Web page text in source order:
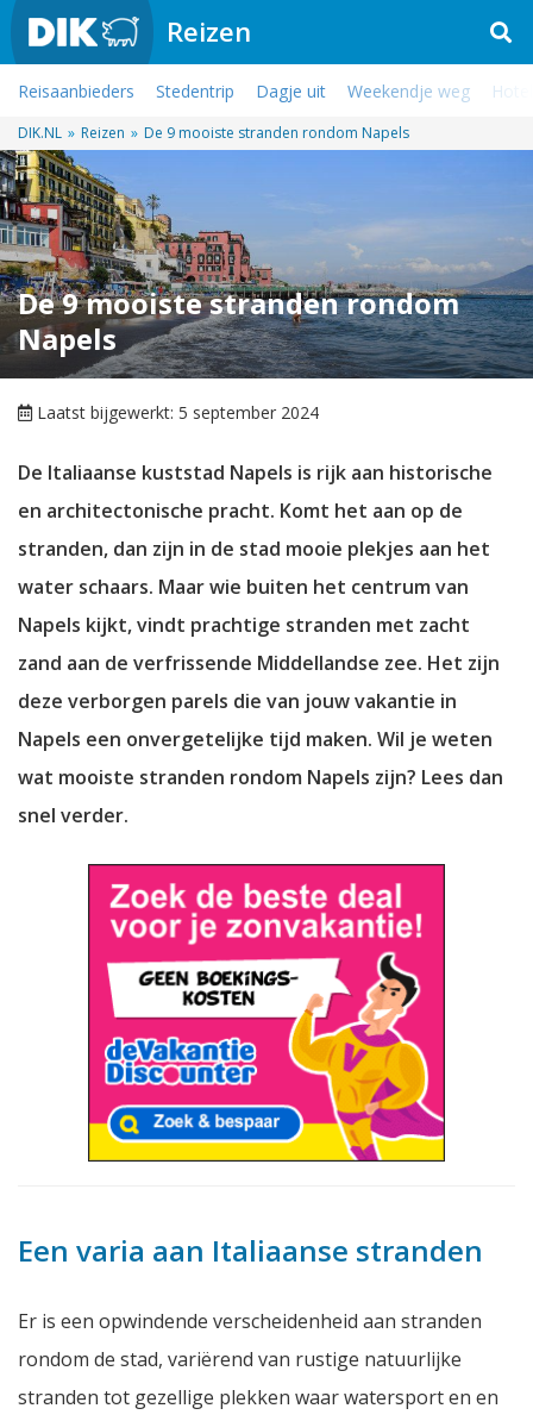
Reizen
Reisaanbieders Stedentrip Dagje uit Weekendje weg
DIK.NL » Reizen » De 9 mooiste stranden rondom Napels
De 9 mooiste stranden rondom
Napels
Laatst bijgewerkt: 5 september 2024
De Italiaanse kuststad Napels is rijk aan historische
en architectonische pracht. Komt het aan op de
stranden, dan zijn in de stad mooie plekjes aan het
water schaars. Maar wie buiten het centrum van
Napels kijkt, vindt prachtige stranden met zacht
zand aan de verfrissende Middellandse zee. Het zijn
deze verborgen parels die van jouw vakantie in
Napels een onvergetelijke tijd maken. Wil je weten
wat mooiste stranden rondom Napels zijn? Lees dan
snel verder.
Een varia aan Italiaanse stranden
Er is een opwindende verscheidenheid aan stranden
rondom de stad, variërend van rustige natuurlijke
stranden tot gezellige plekken waar watersport en en